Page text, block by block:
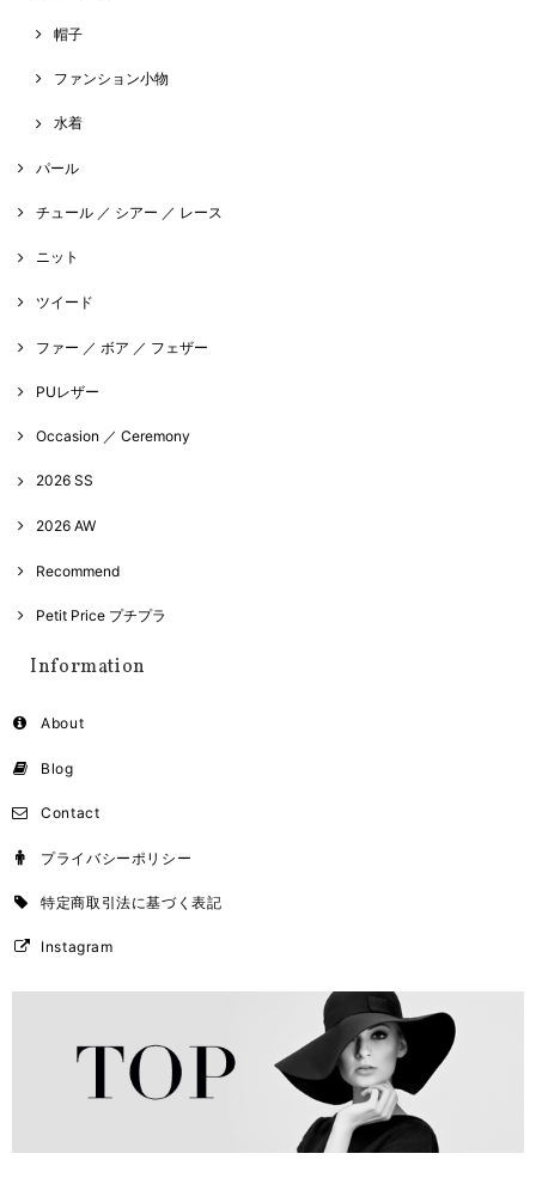
帽子
ファンション小物
水着
パール
チュール ／ シアー ／ レース
ニット
ツイード
ファー ／ ボア ／ フェザー
PUレザー
Occasion ／ Ceremony
2026 SS
2026 AW
Recommend
Petit Price プチプラ
Information
About
Blog
Contact
プライバシーポリシー
特定商取引法に基づく表記
Instagram